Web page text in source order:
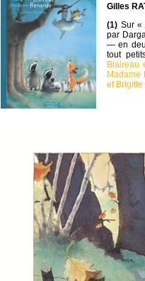
Gilles
(1) Sur «
par
— en
tout
Blaireau
Madame
et